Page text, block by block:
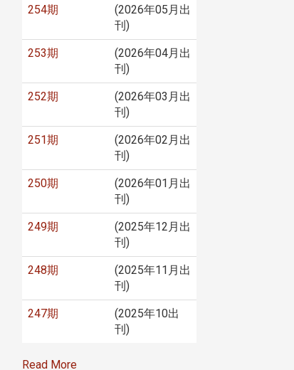
254期
(2026年05月出
刊)
253期
(2026年04月出
刊)
252期
(2026年03月出
刊)
251期
(2026年02月出
刊)
250期
(2026年01月出
刊)
249期
(2025年12月出
刊)
248期
(2025年11月出
刊)
247期
(2025年10出
刊)
Read More